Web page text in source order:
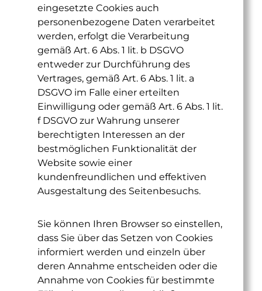
eingesetzte Cookies auch
personenbezogene Daten verarbeitet
werden, erfolgt die Verarbeitung
gemäß Art. 6 Abs. 1 lit. b DSGVO
entweder zur Durchführung des
Vertrages, gemäß Art. 6 Abs. 1 lit. a
DSGVO im Falle einer erteilten
Einwilligung oder gemäß Art. 6 Abs. 1 lit.
f DSGVO zur Wahrung unserer
berechtigten Interessen an der
bestmöglichen Funktionalität der
Website sowie einer
kundenfreundlichen und effektiven
Ausgestaltung des Seitenbesuchs.
Sie können Ihren Browser so einstellen,
dass Sie über das Setzen von Cookies
informiert werden und einzeln über
deren Annahme entscheiden oder die
Annahme von Cookies für bestimmte